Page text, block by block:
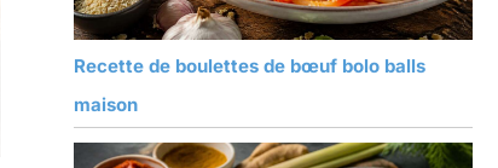
Recette de boulettes de bœuf bolo balls
maison